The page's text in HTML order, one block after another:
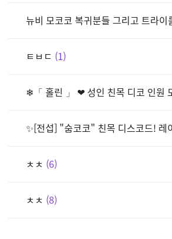
뉴비 모코코 복귀분들 그리고 트라
ㅌㅂㄷ 1
❄「 홀린 」 ❤ 성인 친목 디코 인원
✨[전섭] "숨코코" 친목 디스코드! 레
ㅊㅊ 6
ㅊㅊ 8